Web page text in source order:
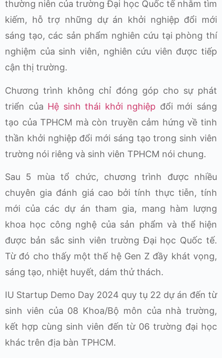
thường niên của trường Đại học Quốc tế nhằm tìm
kiếm, hỗ trợ những dự án khởi nghiệp đổi mới
sáng tạo, các sản phẩm nghiên cứu tại phòng thí
nghiệm của sinh viên, nghiên cứu viên được tiếp
cận thị trường.
Chương trình không chỉ đóng góp cho sự phát
triển của Hệ sinh thái khởi nghiệp đổi mới sáng
tạo của TPHCM mà còn truyền cảm hứng về tinh
thần khởi nghiệp đổi mới sáng tạo trong sinh viên
trường nói riêng và sinh viên TPHCM nói chung.
Sau 5 mùa tổ chức, chương trình được nhiều
chuyên gia đánh giá cao bởi tính thực tiễn, tính
mới của các dự án tham gia, mang hàm lượng
khoa học công nghệ của sản phẩm và thể hiện
được bản sắc sinh viên trường Đại học Quốc tế.
Từ đó cho thấy một thế hệ Gen Z đầy khát vọng,
sáng tạo, nhiệt huyết, dám thử thách.
IU Startup Demo Day 2024 quy tụ 22 dự án đến từ
sinh viên của 08 Khoa/Bộ môn của nhà trường,
kết hợp cùng sinh viên đến từ 06 trường đại học
khác trên địa bàn TPHCM.